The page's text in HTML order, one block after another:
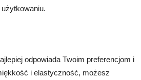
odpowiada Twoim preferencjom i
i elastyczność, możesz